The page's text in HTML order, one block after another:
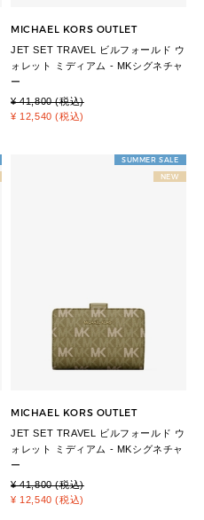
MICHAEL KORS OUTLET
JET SET TRAVEL ビルフォールド ウ
ォレット ミディアム - MKシグネチャ
ー
¥ 41,800 (税込)
¥ 12,540 (税込)
SUMMER SALE
NEW
MICHAEL KORS OUTLET
JET SET TRAVEL ビルフォールド ウ
ォレット ミディアム - MKシグネチャ
ー
¥ 41,800 (税込)
¥ 12,540 (税込)